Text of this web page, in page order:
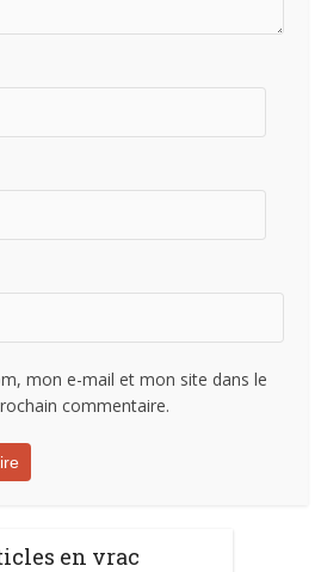
mon e-mail et mon site dans le
commentaire.
en vrac